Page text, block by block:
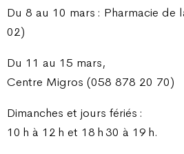
Du 8 au 10 mars : Pharmacie de
02)
Du 11 au 15 mars,
Centre Migros (058 878 20 70)
Dimanches et jours fériés :
10 h à 12 h et 18 h 30 à 19 h.